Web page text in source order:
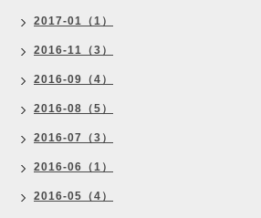
2017-01（1）
2016-11（3）
2016-09（4）
2016-08（5）
2016-07（3）
2016-06（1）
2016-05（4）